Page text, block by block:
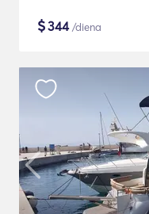
$344/diena